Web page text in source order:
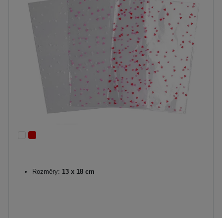
Rozměry: 13 x 18 cm